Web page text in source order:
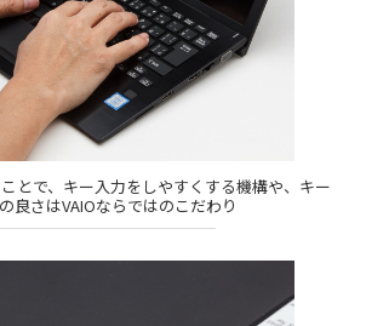
とで、キー入力をしやすくする機構や、キー
良さはVAIOならではのこだわり